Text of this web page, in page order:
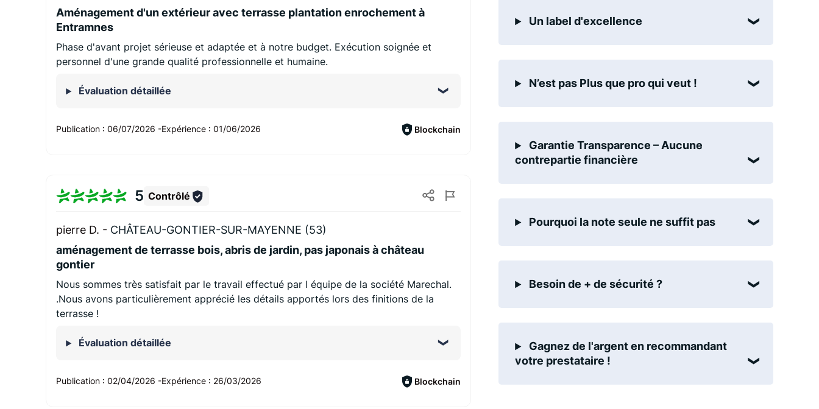
Aménagement d'un extérieur avec terrasse plantation enrochement à
Entramnes
Phase d'avant projet sérieuse et adaptée et à notre budget. Exécution soignée et
personnel d'une grande qualité professionnelle et humaine.
Évaluation détaillée
Publication :06/07/2026 -Expérience :01/06/2026 Blockchain
5 Contrôlé
pierre D. - CHÂTEAU-GONTIER-SUR-MAYENNE (53)
aménagement de terrasse bois, abris de jardin, pas japonais à château
gontier
Nous sommes très satisfait par le travail effectué par l équipe de la société Marechal.
.Nous avons particulièrement apprécié les détails apportés lors des finitions de la
terrasse !
Évaluation détaillée
Publication :02/04/2026 -Expérience : 26/03/2026 Blockchain
Un label d'excellence
N’est pas Plus que pro qui veut !
Garantie Transparence – Aucune
contrepartie financière
Pourquoi la note seule ne suffit pas
Besoin de + de sécurité ?
Gagnez de l'argent en recommandant
votre prestataire !